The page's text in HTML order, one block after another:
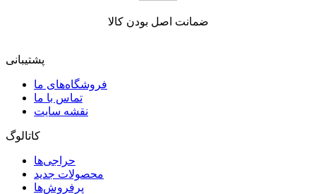
ضمانت اصل بودن کالا
پشتیبانی
فروشگاه‌های ما
تماس با ما
نقشه سایت
کاتالوگ
حراجی‌ها
محصولات جدید
پرفروش‌ها